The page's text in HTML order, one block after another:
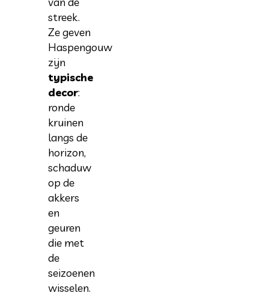
streek.
Ze geven
Haspengouw
zijn
typische
decor:
ronde
kruinen
langs de
horizon,
schaduw
op de
akkers
en
geuren
die met
de
seizoenen
wisselen.